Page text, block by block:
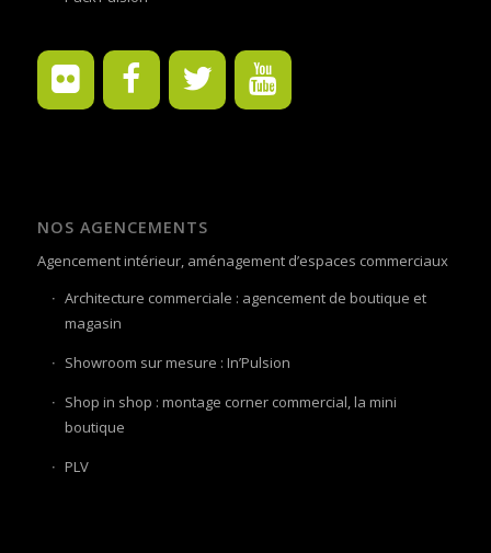
NOS AGENCEMENTS
Agencement intérieur, aménagement d’espaces commerciaux
Architecture commerciale : agencement de boutique et
magasin
Showroom sur mesure : In’Pulsion
Shop in shop : montage corner commercial, la mini
boutique
PLV